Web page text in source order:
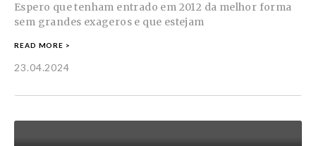
Espero que tenham entrado em 2012 da melhor forma
sem grandes exageros e que estejam
READ MORE >
23.04.2024